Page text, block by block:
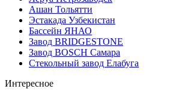
Ашан Тольятти
Эстакада Узбекистан
Бассейн ЯНАО
Завод BRIDGESTONE
Завод BOSCH Самара
Стекольный завод Елабуга
Интересное